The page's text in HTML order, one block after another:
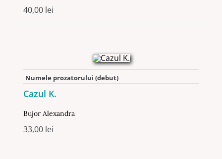
40,00 lei
Numele prozatorului (debut)
Cazul K.
Bujor Alexandra
33,00 lei